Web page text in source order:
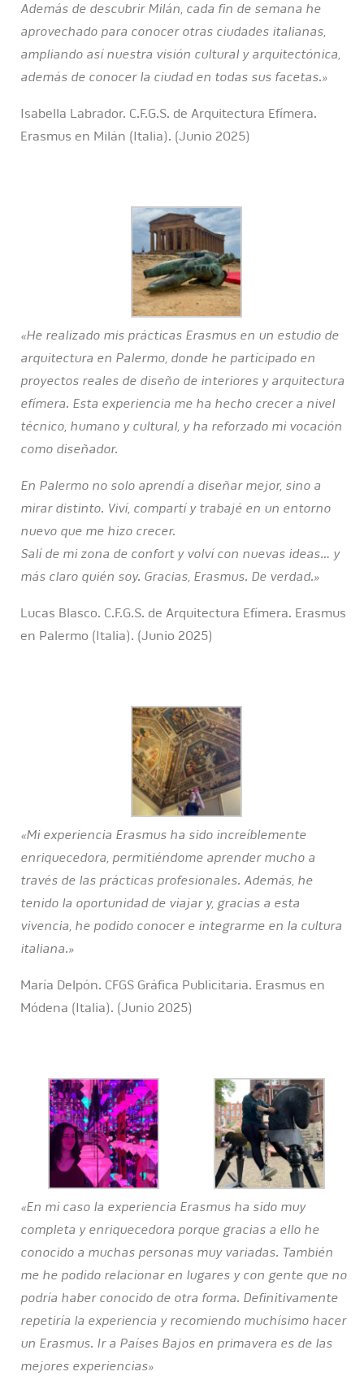
Además de descubrir Milán, cada fin de semana he
aprovechado para conocer otras ciudades italianas,
ampliando así nuestra visión cultural y arquitectónica,
además de conocer la ciudad en todas sus facetas.»
Isabella Labrador. C.F.G.S. de Arquitectura Efímera.
Erasmus en Milán (Italia). (Junio 2025)
«He realizado mis prácticas Erasmus en un estudio de
arquitectura en Palermo, donde he participado en
proyectos reales de diseño de interiores y arquitectura
efímera. Esta experiencia me ha hecho crecer a nivel
técnico, humano y cultural, y ha reforzado mi vocación
como diseñador.
En Palermo no solo aprendí a diseñar mejor, sino a
mirar distinto. Viví, compartí y trabajé en un entorno
nuevo que me hizo crecer.
Salí de mi zona de confort y volví con nuevas ideas… y
más claro quién soy. Gracias, Erasmus. De verdad.»
Lucas Blasco. C.F.G.S. de Arquitectura Efímera. Erasmus
en Palermo (Italia). (Junio 2025)
«Mi experiencia Erasmus ha sido increíblemente
enriquecedora, permitiéndome aprender mucho a
través de las prácticas profesionales. Además, he
tenido la oportunidad de viajar y, gracias a esta
vivencia, he podido conocer e integrarme en la cultura
italiana.»
María Delpón. CFGS Gráfica Publicitaria. Erasmus en
Módena (Italia). (Junio 2025)
«En mi caso la experiencia Erasmus ha sido muy
completa y enriquecedora porque gracias a ello he
conocido a muchas personas muy variadas. También
me he podido relacionar en lugares y con gente que no
podría haber conocido de otra forma. Definitivamente
repetiría la experiencia y recomiendo muchísimo hacer
un Erasmus. Ir a Países Bajos en primavera es de las
mejores experiencias»